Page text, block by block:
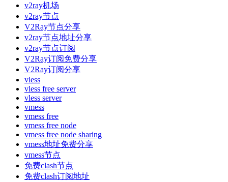
v2ray机场
v2ray节点
V2Ray节点分享
v2ray节点地址分享
v2ray节点订阅
V2Ray订阅免费分享
V2Ray订阅分享
vless
vless free server
vless server
vmess
vmess free
vmess free node
vmess free node sharing
vmess地址免费分享
vmess节点
免费clash节点
免费clash订阅地址